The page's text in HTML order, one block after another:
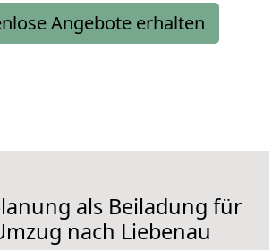
Angebote erhalten
als Beiladung für
nach Liebenau